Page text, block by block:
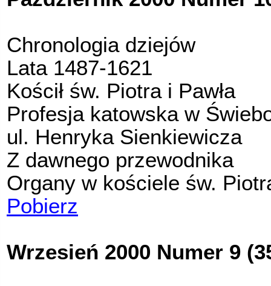
Chronologia dziejów
Lata 1487-1621
Kościł św. Piotra i Pawła
Profesja katowska w
ul. Henryka Sienkiewicza
Z dawnego przewodnika
Organy w kościele św.
Pobierz
Wrzesień 2000 Numer 9